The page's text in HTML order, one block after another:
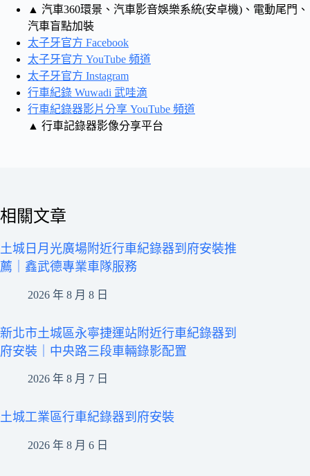
▲ 汽車360環景、汽車影音娛樂系統(安卓機)、電動尾門、
汽車盲點加裝
太子牙官方 Facebook
太子牙官方 YouTube 頻道
太子牙官方 Instagram
行車紀錄 Wuwadi 武哇滴
行車紀錄器影片分享 YouTube 頻道
▲ 行車記錄器影像分享平台
相關文章
土城日月光廣場附近行車紀錄器到府安裝推
薦｜鑫武德專業車隊服務
2026 年 8 月 8 日
新北市土城區永寧捷運站附近行車紀錄器到
府安裝｜中央路三段車輛錄影配置
2026 年 8 月 7 日
土城工業區行車紀錄器到府安裝
2026 年 8 月 6 日